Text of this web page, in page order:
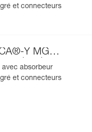
et connecteurs
Y MGO
avec absorbeur
et connecteurs